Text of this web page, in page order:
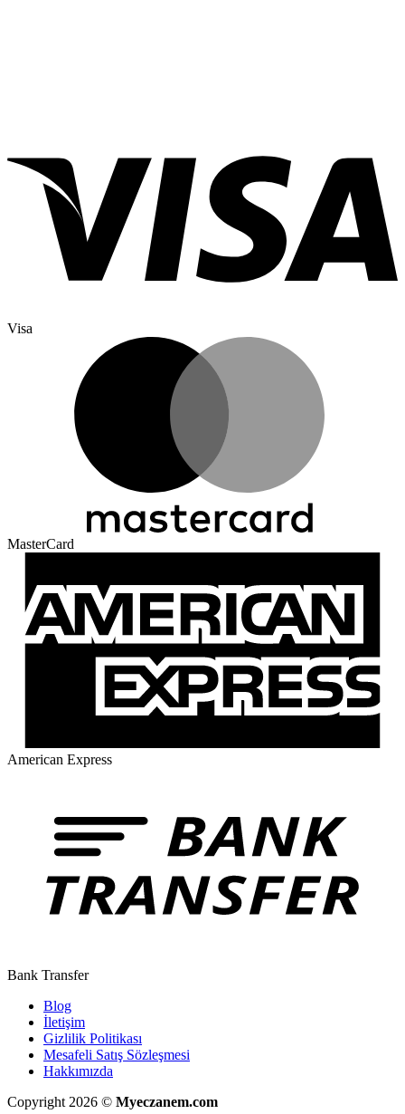
Visa
MasterCard
American Express
Bank Transfer
Blog
İletişim
Gizlilik Politikası
Mesafeli Satış Sözleşmesi
Hakkımızda
Copyright 2026 © Myeczanem.com